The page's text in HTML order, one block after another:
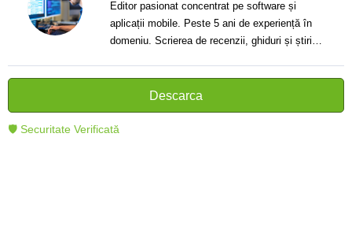
Editor pasionat concentrat pe software și
aplicații mobile. Peste 5 ani de experiență în
domeniu. Scrierea de recenzii, ghiduri și știri.
cititorii să înțeleagă și să folosească mai bine
tehnologia modernă.
Descarca
🛡 Securitate Verificată